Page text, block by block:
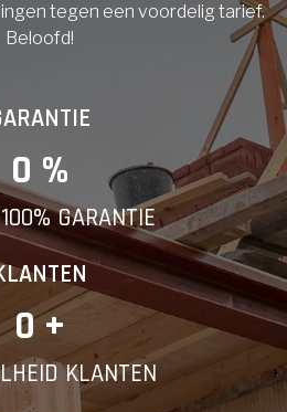
tegen een voordelig tarief.
Beloofd!
0 %
GARANTIE
0 +
KLANTEN